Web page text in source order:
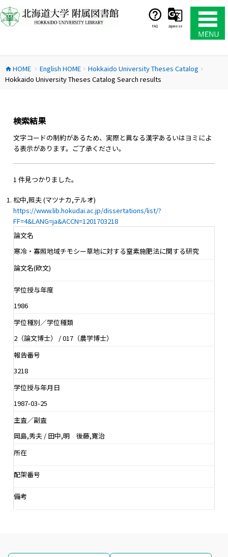
ン
テ
ス
キ
FAQ Japanese
home HOME chevron_right English HOMEchevron_right Hokkaido University Theses Catalog chevron_right
Hokkaido University Theses Catalog Search results
検索結果
文字コードの制約があるため、実際と異なる漢字あるいはヨミによ
る表示があります。ご了承ください。
1 件見つかりました。
松中,照夫 (マツナカ,テルオ)
https://www.lib.hokudai.ac.jp/dissertations/list/?
FF=4&LANG=ja&ACCN=1201703218
論文名
寒冷・寡照地域チモシー草地に対する窒素施肥法に関する研究
論文名(欧文)
学位授与年度
1986
学位種別／学位種類
2（論文博士） / 017（農学博士）
報告番号
3218
学位授与年月日
1987-03-25
主査／副査
岡島,秀夫 / 田中,明 後藤,寛治
所在
配架番号
備考